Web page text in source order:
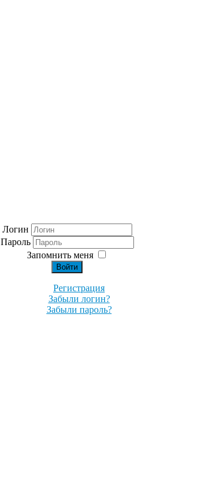
Логин
Пароль
Запомнить меня
Войти
Регистрация
Забыли логин?
Забыли пароль?